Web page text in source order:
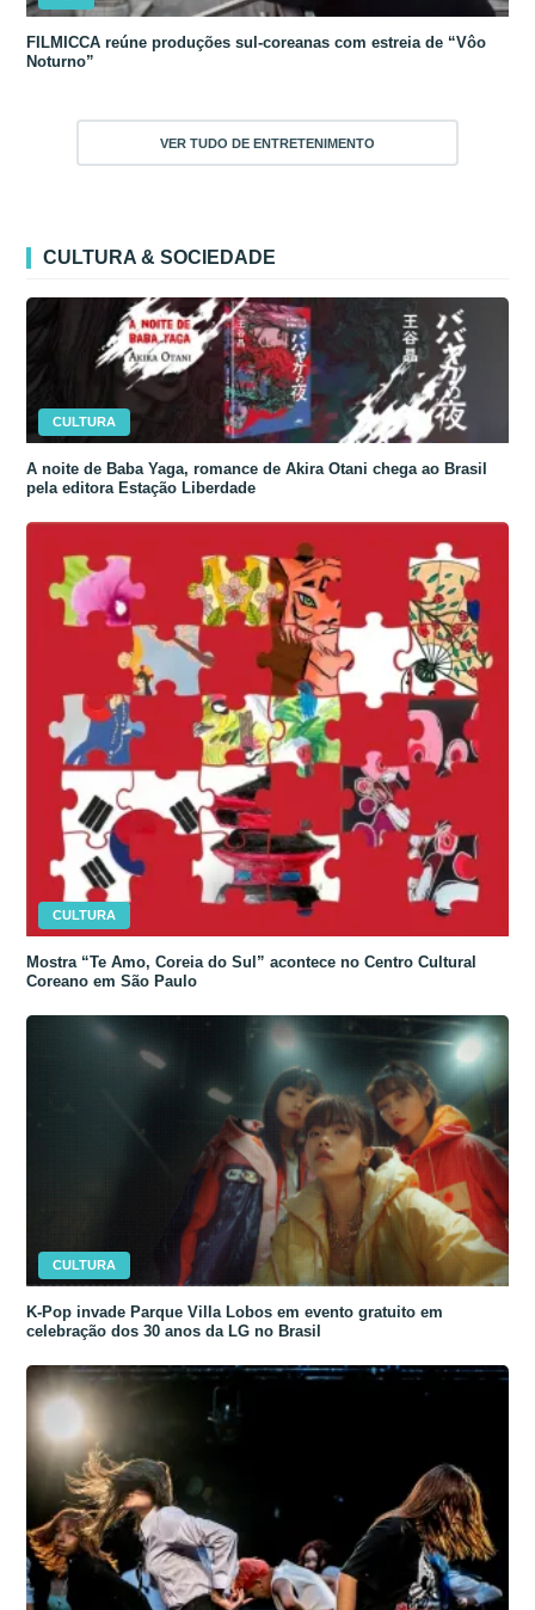
FILMICCA reúne produções sul-coreanas com estreia de “Vôo
Noturno”
VER TUDO DE ENTRETENIMENTO
CULTURA & SOCIEDADE
CULTURA
A noite de Baba Yaga, romance de Akira Otani chega ao Brasil
pela editora Estação Liberdade
CULTURA
Mostra “Te Amo, Coreia do Sul” acontece no Centro Cultural
Coreano em São Paulo
CULTURA
K-Pop invade Parque Villa Lobos em evento gratuito em
celebração dos 30 anos da LG no Brasil